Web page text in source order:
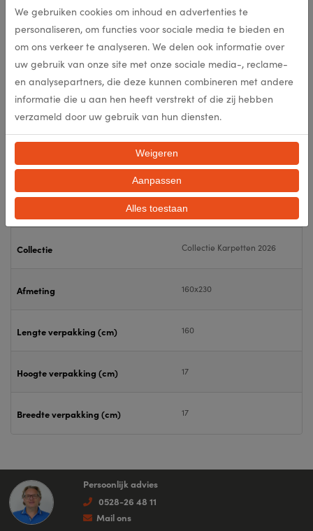
Punten per m2 212.000
Poolhoogte (mm) 25mm
Totaal gewicht per m2 (gr/m2 3300g/m2
Samenstelling 100% Polyester
nee
Collectie Collectie Karpetten 2026
Afmeting 160x230
Lengte verpakking (cm) 160
Hoogte verpakking (cm) 17
Breedte verpakking (cm) 17
Persoonlijk advies
0528-26 48 11
Mail ons
We gebruiken cookies om inhoud en advertenties te
personaliseren, om functies voor sociale media te bieden en
om ons verkeer te analyseren. We delen ook informatie over
uw gebruik van onze site met onze sociale media-, reclame-
en analysepartners, die deze kunnen combineren met andere
informatie die u aan hen heeft verstrekt of die zij hebben
verzameld door uw gebruik van hun diensten.
Weigeren
Aanpassen
Alles toestaan